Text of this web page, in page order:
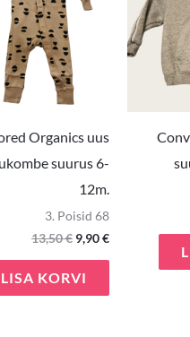
Organics uus
suurus 6-
12m.
3. Poisid 68
13,50€
13,50 €.
9,90€
9,90 €.
LISA KORVI